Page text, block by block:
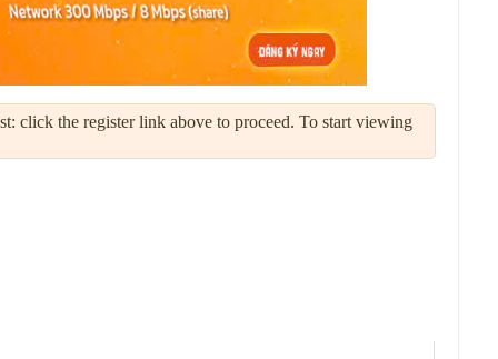
click the register link above to proceed. To start viewing